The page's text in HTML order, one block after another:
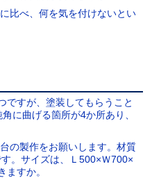
比べ、何を気を付けないとい
ですが、塗装してもらうこと
に曲げる箇所が4か所あり、
の製作をお願いします。材質
。サイズは、Ｌ500×Ｗ700×
ますか。